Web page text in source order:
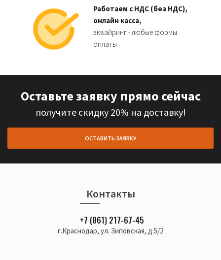
Работаем с НДС (без НДС),
онлайн касса,
эквайринг - любые формы
оплаты
Оставьте заявку прямо сейчас
получите скидку 20% на доставку!
ОСТАВИТЬ ЗАЯВКУ
Контакты
+7 (861) 217-67-45
г.Краснодар, ул. Зиповская, д.5/2